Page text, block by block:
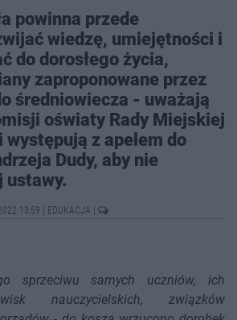
powinna przede
wiedzę, umiejętności i
do dorosłego życia,
zaproponowane przez
średniowiecza - uważają
oświaty Rady Miejskiej
występują z apelem do
Dudy, aby nie
ustawy.
13:59 EDUKACJA
sprzeciwu samych uczniów, ich
nauczycielskich, związków